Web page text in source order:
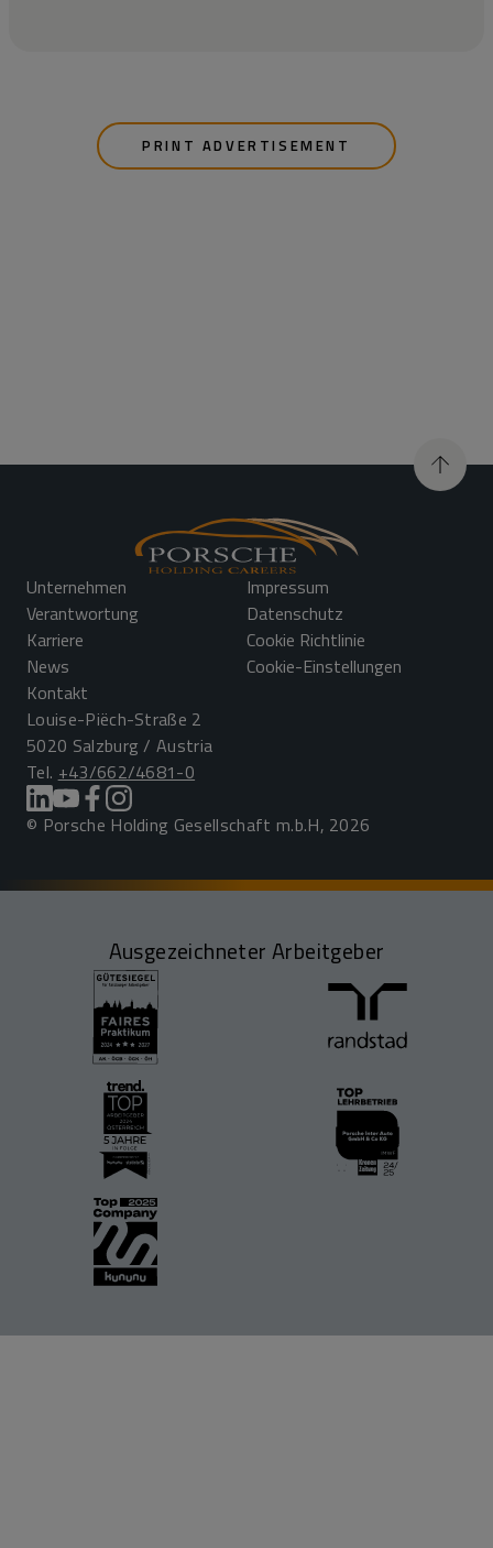
PRINT ADVERTISEMENT
Unternehmen
Verantwortung
Karriere
News
Kontakt
Impressum
Datenschutz
Cookie Richtlinie
Cookie-Einstellungen
Louise-Piëch-Straße 2
5020 Salzburg / Austria
Tel. +43/662/4681-0
© Porsche Holding Gesellschaft m.b.H, 2026
Ausgezeichneter Arbeitgeber